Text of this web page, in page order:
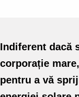
Indiferent dacă
corporație
pentru a vă